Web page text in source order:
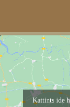
Kattints ide